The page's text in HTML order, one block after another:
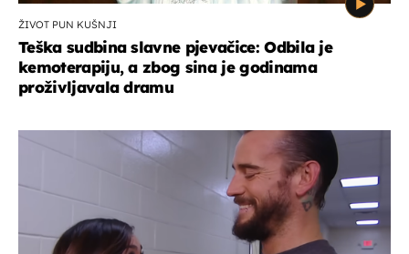
ŽIVOT PUN KUŠNJI
Teška sudbina slavne pjevačice: Odbila je
kemoterapiju, a zbog sina je godinama
proživljavala dramu